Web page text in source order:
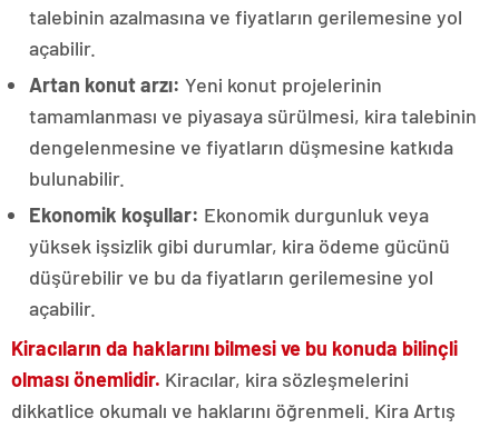
talebinin azalmasına ve fiyatların gerilemesine yol
açabilir.
Artan konut arzı: Yeni konut projelerinin
tamamlanması ve piyasaya sürülmesi, kira talebinin
dengelenmesine ve fiyatların düşmesine katkıda
bulunabilir.
Ekonomik koşullar: Ekonomik durgunluk veya
yüksek işsizlik gibi durumlar, kira ödeme gücünü
düşürebilir ve bu da fiyatların gerilemesine yol
açabilir.
Kiracıların da haklarını bilmesi ve bu konuda bilinçli
olması önemlidir. Kiracılar, kira sözleşmelerini
dikkatlice okumalı ve haklarını öğrenmeli. Kira Artış